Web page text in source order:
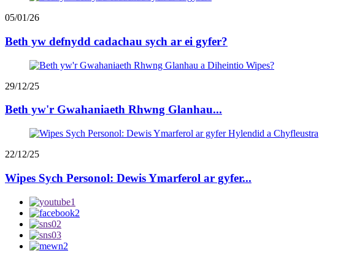
05/01/26
Beth yw defnydd cadachau sych ar ei gyfer?
29/12/25
Beth yw'r Gwahaniaeth Rhwng Glanhau...
22/12/25
Wipes Sych Personol: Dewis Ymarferol ar gyfer...